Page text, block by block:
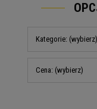
Kategorie: (wybierz)
Cena: (wybierz)